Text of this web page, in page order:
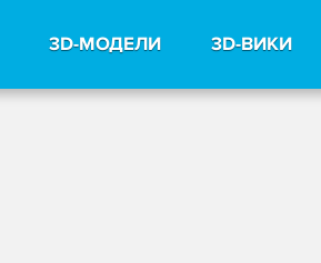
3D-МОДЕЛИ 3D-ВИКИ